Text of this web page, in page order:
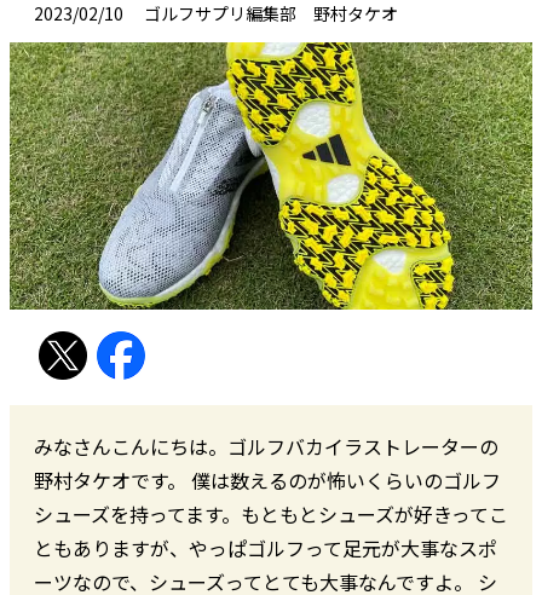
2023/02/10 ゴルフサプリ編集部 野村タケオ
みなさんこんにちは。ゴルフバカイラストレーターの
野村タケオです。 僕は数えるのが怖いくらいのゴルフ
シューズを持ってます。もともとシューズが好きってこ
ともありますが、やっぱゴルフって足元が大事なスポ
ーツなので、シューズってとても大事なんですよ。 シ